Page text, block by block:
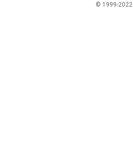
© 1999-